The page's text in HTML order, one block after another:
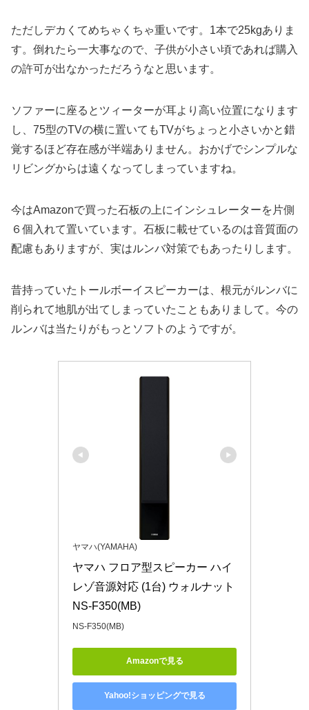
ただしデカくてめちゃくちゃ重いです。1本で25kgありま
す。倒れたら一大事なので、子供が小さい頃であれば購入
の許可が出なかっただろうなと思います。
ソファーに座るとツィーターが耳より高い位置になります
し、75型のTVの横に置いてもTVがちょっと小さいかと錯
覚するほど存在感が半端ありません。おかげでシンプルな
リビングからは遠くなってしまっていますね。
今はAmazonで買った石板の上にインシュレーターを片側
６個入れて置いています。石板に載せているのは音質面の
配慮もありますが、実はルンバ対策でもあったりします。
昔持っていたトールボーイスピーカーは、根元がルンバに
削られて地肌が出てしまっていたこともありまして。今の
ルンバは当たりがもっとソフトのようですが。
ヤマハ(YAMAHA)
ヤマハ フロア型スピーカー ハイ
レゾ音源対応 (1台) ウォルナット
NS-F350(MB)
NS-F350(MB)
Amazonで見る
Yahoo!ショッピングで見る